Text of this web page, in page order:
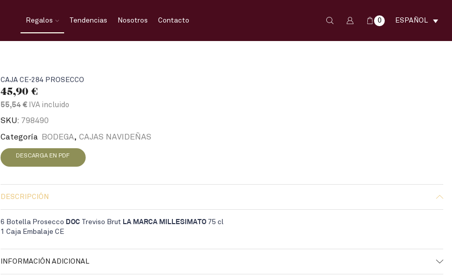
Regalos Tendencias Nosotros Contacto 0 ESPAÑOL
CAJA CE-284 PROSECCO
45,90 €
55,54 €IVA incluido
SKU: 798490
Categoría BODEGA, CAJAS NAVIDEÑAS
DESCARGA EN PDF
DESCRIPCIÓN
6 Botella Prosecco DOCTreviso Brut LA MARCA MILLESIMATO75 cl
1 Caja Embalaje CE
INFORMACIÓN ADICIONAL